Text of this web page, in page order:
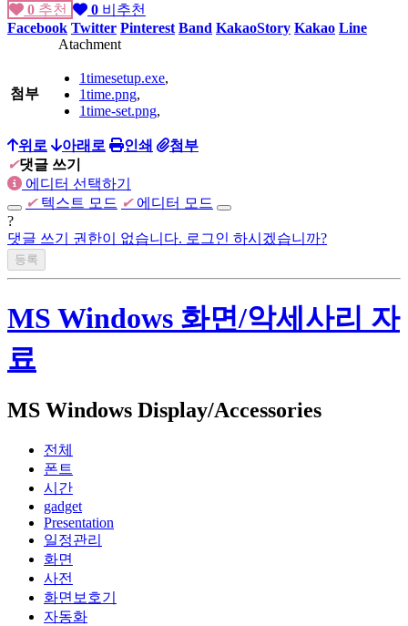
0 추천 0 비추천
Facebook Twitter Pinterest Band KakaoStory Kakao Line
Atachment
첨부
1timesetup.exe,
1time.png,
1time-set.png,
위로 아래로 인쇄
첨부
✔댓글 쓰기
에디터 선택하기
✔ 텍스트 모드 ✔ 에디터 모드
?
댓글 쓰기 권한이 없습니다. 로그인 하시겠습니까?
MS Windows 화면/악세사리 자
료
MS Windows Display/Accessories
전체
폰트
시간
gadget
Presentation
일정관리
화면
사전
화면보호기
자동화